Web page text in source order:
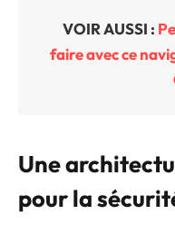
VOIR AUSSI :
faire avec ce
Une
pour la